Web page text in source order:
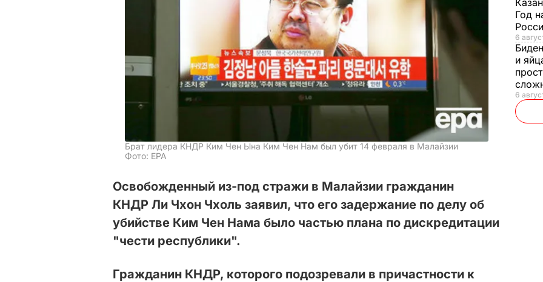
Брат лидера КНДР Ким Чен Ына Ким Чен Нам был убит 14 февраля в Малайзии
Фото: ЕРА
Освобожденный из-под стражи в Малайзии гражданин
КНДР Ли Чхон Чхоль заявил, что его задержание по делу об
убийстве Ким Чен Нама было частью плана по дискредитации
"чести республики".
Гражданин КНДР, которого подозревали в причастности к
Год
6
и
6